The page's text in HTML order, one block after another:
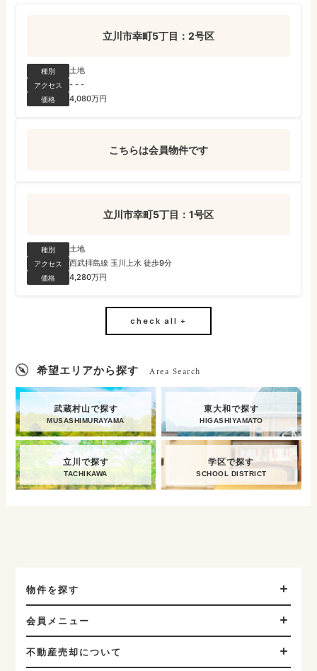
立川市幸町5丁目：2号区
種別 土地
アクセス - - -
価格 4,080万円
こちらは会員物件です
立川市幸町5丁目：1号区
種別 土地
アクセス 西武拝島線 玉川上水 徒歩9分
価格 4,280万円
check all +
希望エリアから探す Area Search
武蔵村山で探す
MUSASHIMURAYAMA
東大和で探す
HIGASHIYAMATO
立川で探す
TACHIKAWA
学区で探す
SCHOOL DISTRICT
物件を探す
会員メニュー
不動産売却について